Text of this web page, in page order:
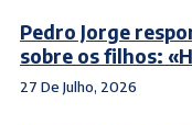
Pedro Jorge
sobre os filhos:
27 De Julho, 2026